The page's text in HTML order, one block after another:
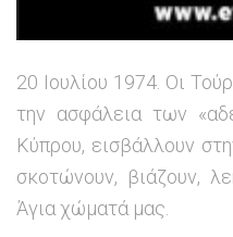
20 Ιουλίου 1974. Οι
την ασφάλεια των
Κύπρου, εισβάλλουν
σκοτώνουν, βιάζουν,
Άγια χώματά μας.